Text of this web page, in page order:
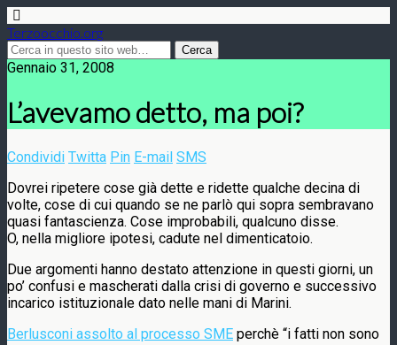
Terzoocchio.org
Gennaio 31, 2008
L’avevamo detto, ma poi?
Condividi Twitta Pin E-mail SMS
Dovrei ripetere cose già dette e ridette qualche decina di
volte, cose di cui quando se ne parlò qui sopra sembravano
quasi fantascienza. Cose improbabili, qualcuno disse.
O, nella migliore ipotesi, cadute nel dimenticatoio.
Due argomenti hanno destato attenzione in questi giorni, un
po’ confusi e mascherati dalla crisi di governo e successivo
incarico istituzionale dato nelle mani di Marini.
Berlusconi assolto al processo SME perchè “i fatti non sono